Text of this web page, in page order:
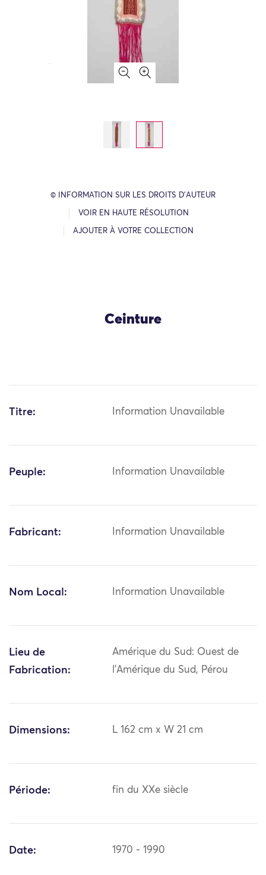
© INFORMATION SUR LES DROITS D’AUTEUR
VOIR EN HAUTE RÉSOLUTION
AJOUTER À VOTRE COLLECTION
Ceinture
Titre: Information Unavailable
Peuple: Information Unavailable
Fabricant: Information Unavailable
Nom Local: Information Unavailable
Lieu de
Fabrication:
Amérique du Sud: Ouest de
l'Amérique du Sud, Pérou
Dimensions: L 162 cm x W 21 cm
Période: fin du XXe siècle
Date: 1970 - 1990